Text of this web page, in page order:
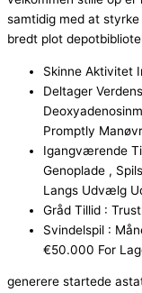
samtidig med at
bredt plot
Skinne Aktivitet
Deltager
Promptly
Igangværende
Genoplade ,
Langs Udvælg
Gråd Tillid :
Svindelspil :
€50.000 For
generere startede